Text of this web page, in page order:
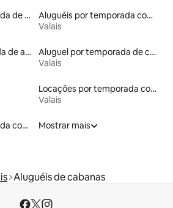
Aluguéis por temporada de celeiros
Aluguéis por temporada com suítes privativas
Valais
Aluguel por temporada de apart-hotéis
Aluguel por temporada de casas de hóspedes
Valais
Locações por temporada com piscina
Valais
Aluguéis por temporada com sauna
Mostrar mais
Aluguéis de cabanas